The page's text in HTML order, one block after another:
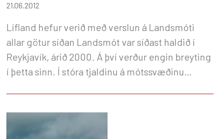
21.06.2012
Lífland hefur verið með verslun á Landsmóti
allar götur síðan Landsmót var síðast haldið í
Reykjavík, árið 2000. Á því verður engin breyting
í þetta sinn. Í stóra tjaldinu á mótssvæðinu
gjafavöru. Við verðum með fullt af flottum
Landsmótstilboðum í gangi, sjón er sögu ríkari.